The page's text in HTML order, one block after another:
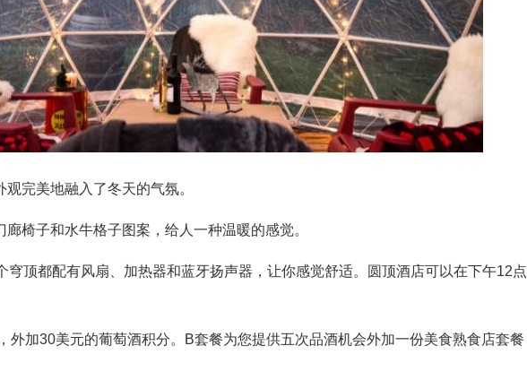
完美地融入了冬天的气氛。
椅子和水牛格子图案，给人一种温暖的感觉。
穹顶都配有风扇、加热器和蓝牙扬声器，让你感觉舒适。圆顶酒店可以在下午12点
外加30美元的葡萄酒积分。B套餐为您提供五次品酒机会外加一份美食熟食店套餐